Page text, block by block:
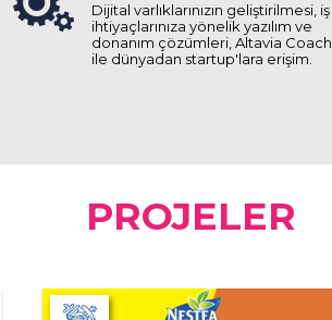
Dijital varlıklarınızın geliştirilmesi, iş
ihtiyaçlarınıza yönelik yazılım ve
donanım çözümleri, Altavia Coach
ile dünyadan startup'lara erişim.
PROJELER